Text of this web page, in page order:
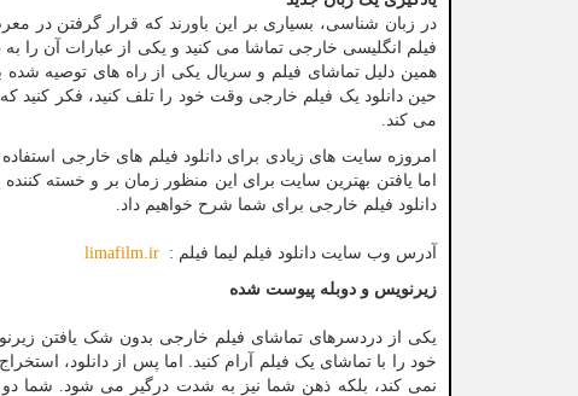
در زبان شناسی، بسیاری بر این باورند که قرار گرفتن در
همین دلیل تماشای فیلم و سریال یکی از راه های توصیه
حین دانلود یک فیلم خارجی وقت خود را تلف کنید، فکر کنید
می کند.
امروزه سایت های زیادی برای دانلود فیلم های خارجی استفاده
اما یافتن بهترین سایت برای این منظور زمان بر و خسته
دانلود فیلم خارجی برای شما شرح خواهیم داد.
آدرس وب سایت دانلود فیلم لیما فیلم : limafilm.ir
زیرنویس و دوبله پیوست شده
یکی از دردسرهای تماشای فیلم خارجی بدون شک یافتن
خود را با تماشای یک فیلم آرام کنید. اما پس از دانلود،
نمی کند، بلکه ذهن شما نیز به شدت درگیر می شود. شما دو